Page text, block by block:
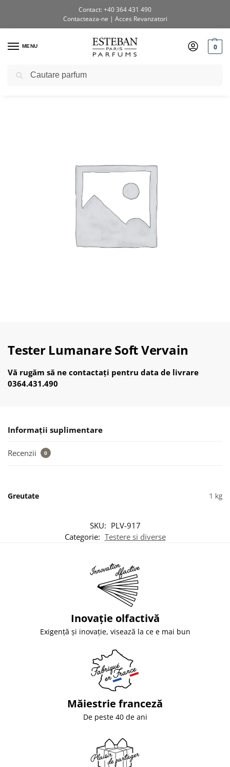
Contact: +40 364 431 490
Contacteaza-ne | Acces Revanzatori
MENU 0
Prima pagină / Shop / Testere si diverse
Tester Lumanare Soft Vervain
Vă rugăm să ne contactați pentru data de livrare
0364.431.490
Informații suplimentare
Recenzii 0
Greutate 1 kg
SKU: PLV-917
Categorie: Testere si diverse
Inovație olfactivă
Exigență și inovație, visează la ce e mai bun
Măiestrie franceză
De peste 40 de ani